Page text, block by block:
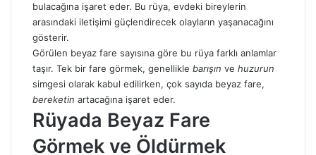
bulacağına işaret eder. Bu rüya, evdeki bireylerin
arasındaki iletişimi güçlendirecek olayların yaşanacağını
gösterir.
Görülen beyaz fare sayısına göre bu rüya farklı anlamlar
taşır. Tek bir fare görmek, genellikle barışın ve huzurun
simgesi olarak kabul edilirken, çok sayıda beyaz fare,
bereketin artacağına işaret eder.
Rüyada Beyaz Fare
Görmek ve Öldürmek